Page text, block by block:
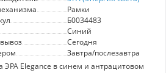
Рамки
Б0034483
Синий
Сегодня
Завтра/послезавтра
ЭРА Elegance в синем и антрацитовом